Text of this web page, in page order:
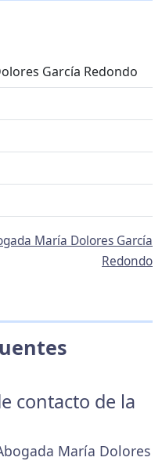
García Redondo
María Dolores García
Redondo
contacto de la
María Dolores